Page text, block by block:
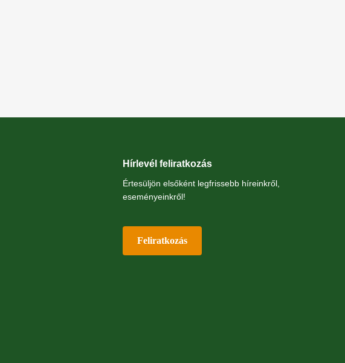
Hírlevél feliratkozás
Értesüljön elsőként legfrissebb híreinkről,
eseményeinkről!
Feliratkozás